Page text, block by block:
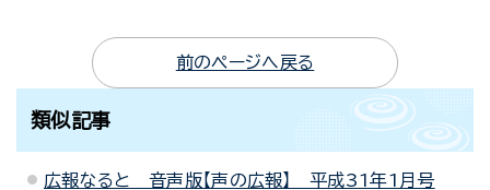
前のページへ戻る
類似記事
広報なると 音声版【声の広報】 平成31年1月号